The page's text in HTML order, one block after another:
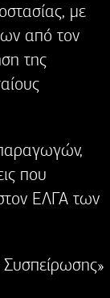
με
από τον
της
που
ΕΛΓΑ των
Συσπείρωσης»